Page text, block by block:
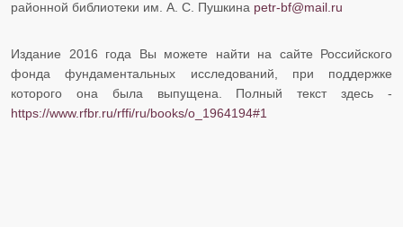
районной библиотеки им. А. С. Пушкина petr-bf@mail.ru
Издание 2016 года Вы можете найти на сайте Российского
фонда фундаментальных исследований, при поддержке
которого она была выпущена. Полный текст здесь -
https://www.rfbr.ru/rffi/ru/books/o_1964194#1